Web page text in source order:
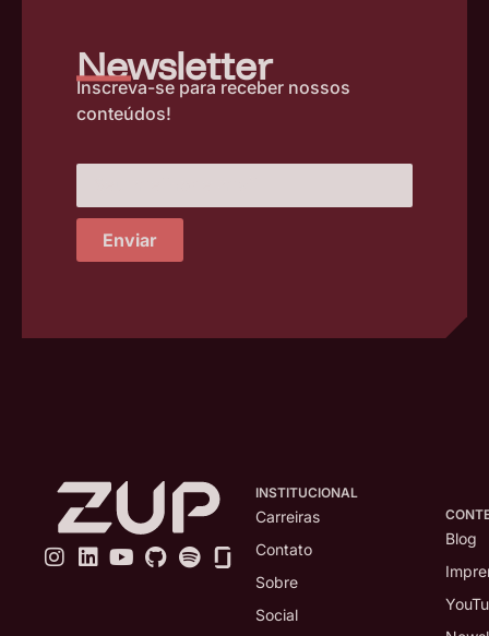
Newsletter
–
Inscreva-se para receber nossos
conteúdos!
Enviar
INSTITUCIONAL
Carreiras
Contato
Sobre
Social
Blog